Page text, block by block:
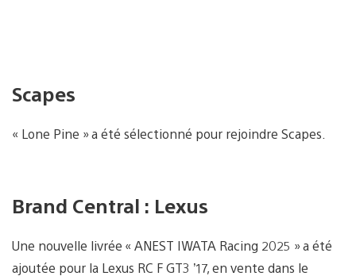
Scapes
« Lone Pine » a été sélectionné pour rejoindre Scapes.
Brand Central : Lexus
Une nouvelle livrée « ANEST IWATA Racing 2025 » a été
ajoutée pour la Lexus RC F GT3 ’17, en vente dans le